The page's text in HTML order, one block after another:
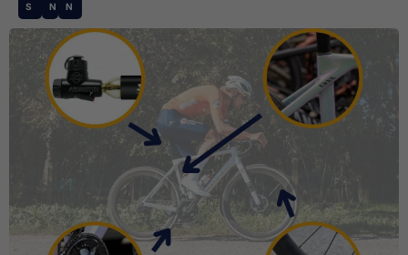
S N N